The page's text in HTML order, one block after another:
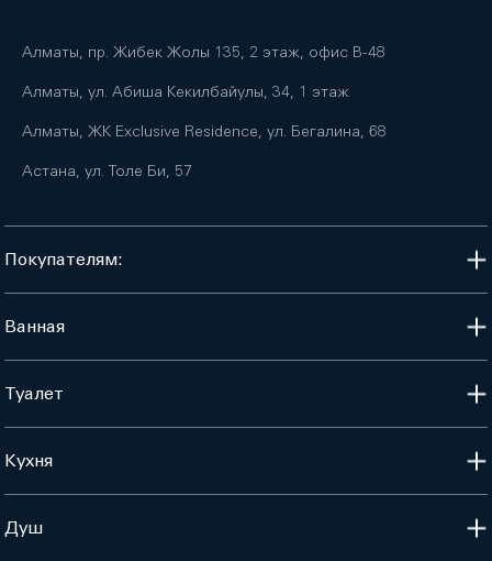
Алматы, пр. Жибек Жолы 135, 2 этаж, офис B-48
Алматы, ул. Абиша Кекилбайулы, 34, 1 этаж
Алматы, ЖК Exclusive Residence, ул. Бегалина, 68
Астана, ул. Толе Би, 57
Покупателям:
Ванная
Туалет
Кухня
Душ